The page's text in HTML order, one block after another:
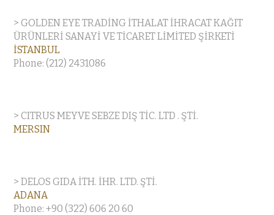
> GOLDEN EYE TRADİNG İTHALAT İHRACAT KAĞIT
ÜRÜNLERİ SANAYİ VE TİCARET LİMİTED ŞİRKETİ
İSTANBUL
Phone: (212) 2431086
> CITRUS MEYVE SEBZE DIŞ TİC. LTD . ŞTİ.
MERSIN
> DELOS GIDA İTH. İHR. LTD. ŞTİ.
ADANA
Phone: +90 (322) 606 20 60